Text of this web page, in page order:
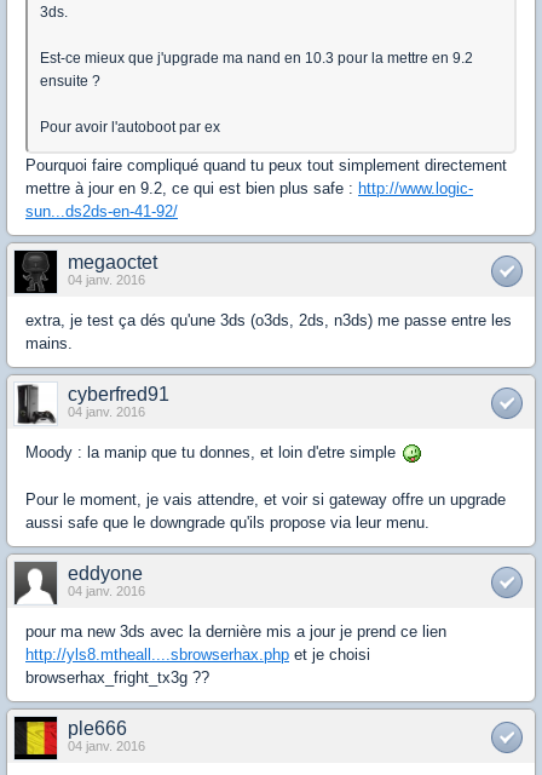
3ds.
Est-ce mieux que j'upgrade ma nand en 10.3 pour la mettre en 9.2
ensuite ?
Pour avoir l'autoboot par ex
Pourquoi faire compliqué quand tu peux tout simplement directement
mettre à jour en 9.2, ce qui est bien plus safe : http://www.logic-
sun...ds2ds-en-41-92/
megaoctet
04 janv. 2016
extra, je test ça dés qu'une 3ds (o3ds, 2ds, n3ds) me passe entre les
mains.
cyberfred91
04 janv. 2016
Moody : la manip que tu donnes, et loin d'etre simple
Pour le moment, je vais attendre, et voir si gateway offre un upgrade
aussi safe que le downgrade qu'ils propose via leur menu.
eddyone
04 janv. 2016
pour ma new 3ds avec la dernière mis a jour je prend ce lien
http://yls8.mtheall....sbrowserhax.php et je choisi
browserhax_fright_tx3g ??
ple666
04 janv. 2016